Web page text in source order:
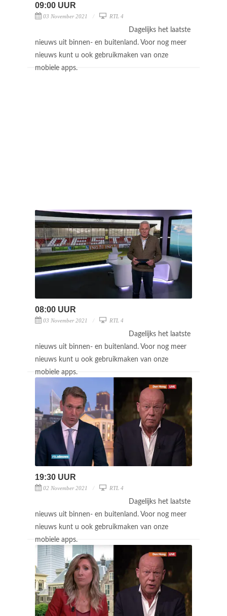
09:00 UUR
03 November 2021 RTL 4
Dagelijks het laatste
nieuws uit binnen- en buitenland. Voor nog meer
nieuws kunt u ook gebruikmaken van onze
mobiele apps.
08:00 UUR
03 November 2021 RTL 4
Dagelijks het laatste
nieuws uit binnen- en buitenland. Voor nog meer
nieuws kunt u ook gebruikmaken van onze
mobiele apps.
19:30 UUR
02 November 2021 RTL 4
Dagelijks het laatste
nieuws uit binnen- en buitenland. Voor nog meer
nieuws kunt u ook gebruikmaken van onze
mobiele apps.